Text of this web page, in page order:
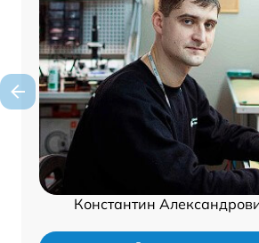
Константин